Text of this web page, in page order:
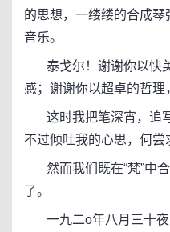
的思想，一缕缕的合成
音乐。
泰戈尔！谢谢你以快
感；谢谢你以超卓的哲理
这时我把笔深宵，追
不过倾吐我的心思，何尝
然而我们既在“梵”中合
了。
一九二o年八月三十夜